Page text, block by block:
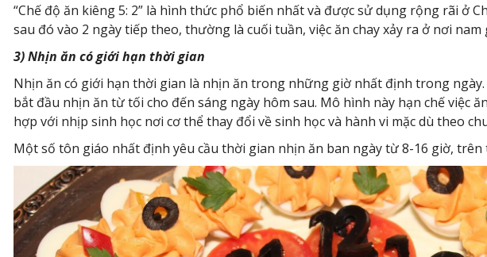
“Chế độ ăn kiêng 5: 2” là hình thức phổ biến nhất và được sử dụng rộng rãi ở
sau đó vào 2 ngày tiếp theo, thường là cuối tuần, việc ăn chay xảy ra ở nơi nam
3) Nhịn ăn có giới hạn thời gian
Nhịn ăn có giới hạn thời gian là nhịn ăn trong những giờ nhất định trong
bắt đầu nhịn ăn từ tối cho đến sáng ngày hôm sau. Mô hình này hạn chế việc
hợp với nhịp sinh học nơi cơ thể thay đổi về sinh học và hành vi mặc dù theo
Một số tôn giáo nhất định yêu cầu thời gian nhịn ăn ban ngày từ 8-16 giờ,